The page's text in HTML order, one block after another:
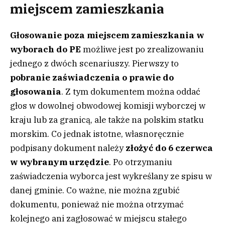
miejscem zamieszkania
Głosowanie poza miejscem zamieszkania w
wyborach do PE możliwe jest po zrealizowaniu
jednego z dwóch scenariuszy. Pierwszy to
pobranie zaświadczenia o prawie do
głosowania. Z tym dokumentem można oddać
głos w dowolnej obwodowej komisji wyborczej w
kraju lub za granicą, ale także na polskim statku
morskim. Co jednak istotne, własnoręcznie
podpisany dokument należyzłożyć do 6 czerwca
w wybranym urzędzie. Po otrzymaniu
zaświadczenia wyborca jest wykreślany ze spisu w
danej gminie. Co ważne, nie można zgubić
dokumentu, ponieważ nie można otrzymać
kolejnego ani zagłosować w miejscu stałego